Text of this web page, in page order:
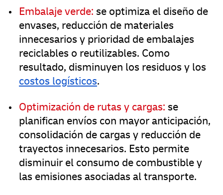
Embalaje verde: se optimiza el diseño de
envases, reducción de materiales
innecesarios y prioridad de embalajes
reciclables o reutilizables. Como
resultado, disminuyen los residuos y los
costos logísticos.
Optimización de rutas y cargas: se
planifican envíos con mayor anticipación,
consolidación de cargas y reducción de
trayectos innecesarios. Esto permite
disminuir el consumo de combustible y
las emisiones asociadas al transporte.